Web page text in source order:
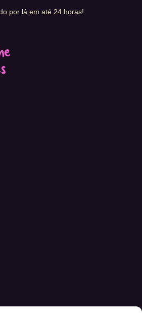
por lá em até 24 horas!